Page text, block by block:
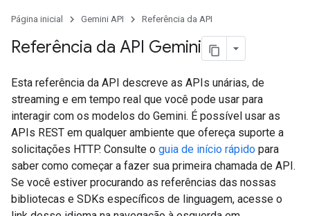
Página inicial Gemini API Referência da API
Referência da API Gemini
Esta referência da API descreve as APIs unárias, de
streaming e em tempo real que você pode usar para
interagir com os modelos do Gemini. É possível usar as
APIs REST em qualquer ambiente que ofereça suporte a
solicitações HTTP. Consulte o guia de início rápido para
saber como começar a fazer sua primeira chamada de API.
Se você estiver procurando as referências das nossas
bibliotecas e SDKs específicos de linguagem, acesse o